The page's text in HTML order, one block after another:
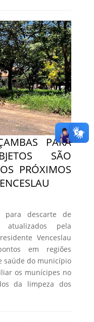
PARA
SÃO
PRÓXIMOS
para descarte de
atualizados pela
Venceslau
em regiões
saúde do município
os munícipes no
da limpeza dos